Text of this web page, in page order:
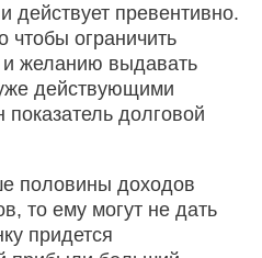
действует превентивно.
чтобы ограничить
и желанию выдавать
действующими
долговой
половины доходов
то ему могут не дать
придется